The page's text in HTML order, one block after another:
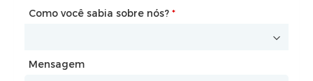
Como você sabia sobre nós? *
Mensagem
Como você sabia sobre nós? *
Mensagem